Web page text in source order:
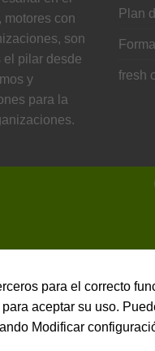
motores con
son
el pilar desde
y
para la
Plan
fresh
para el correcto
aceptar su uso.
Modificar